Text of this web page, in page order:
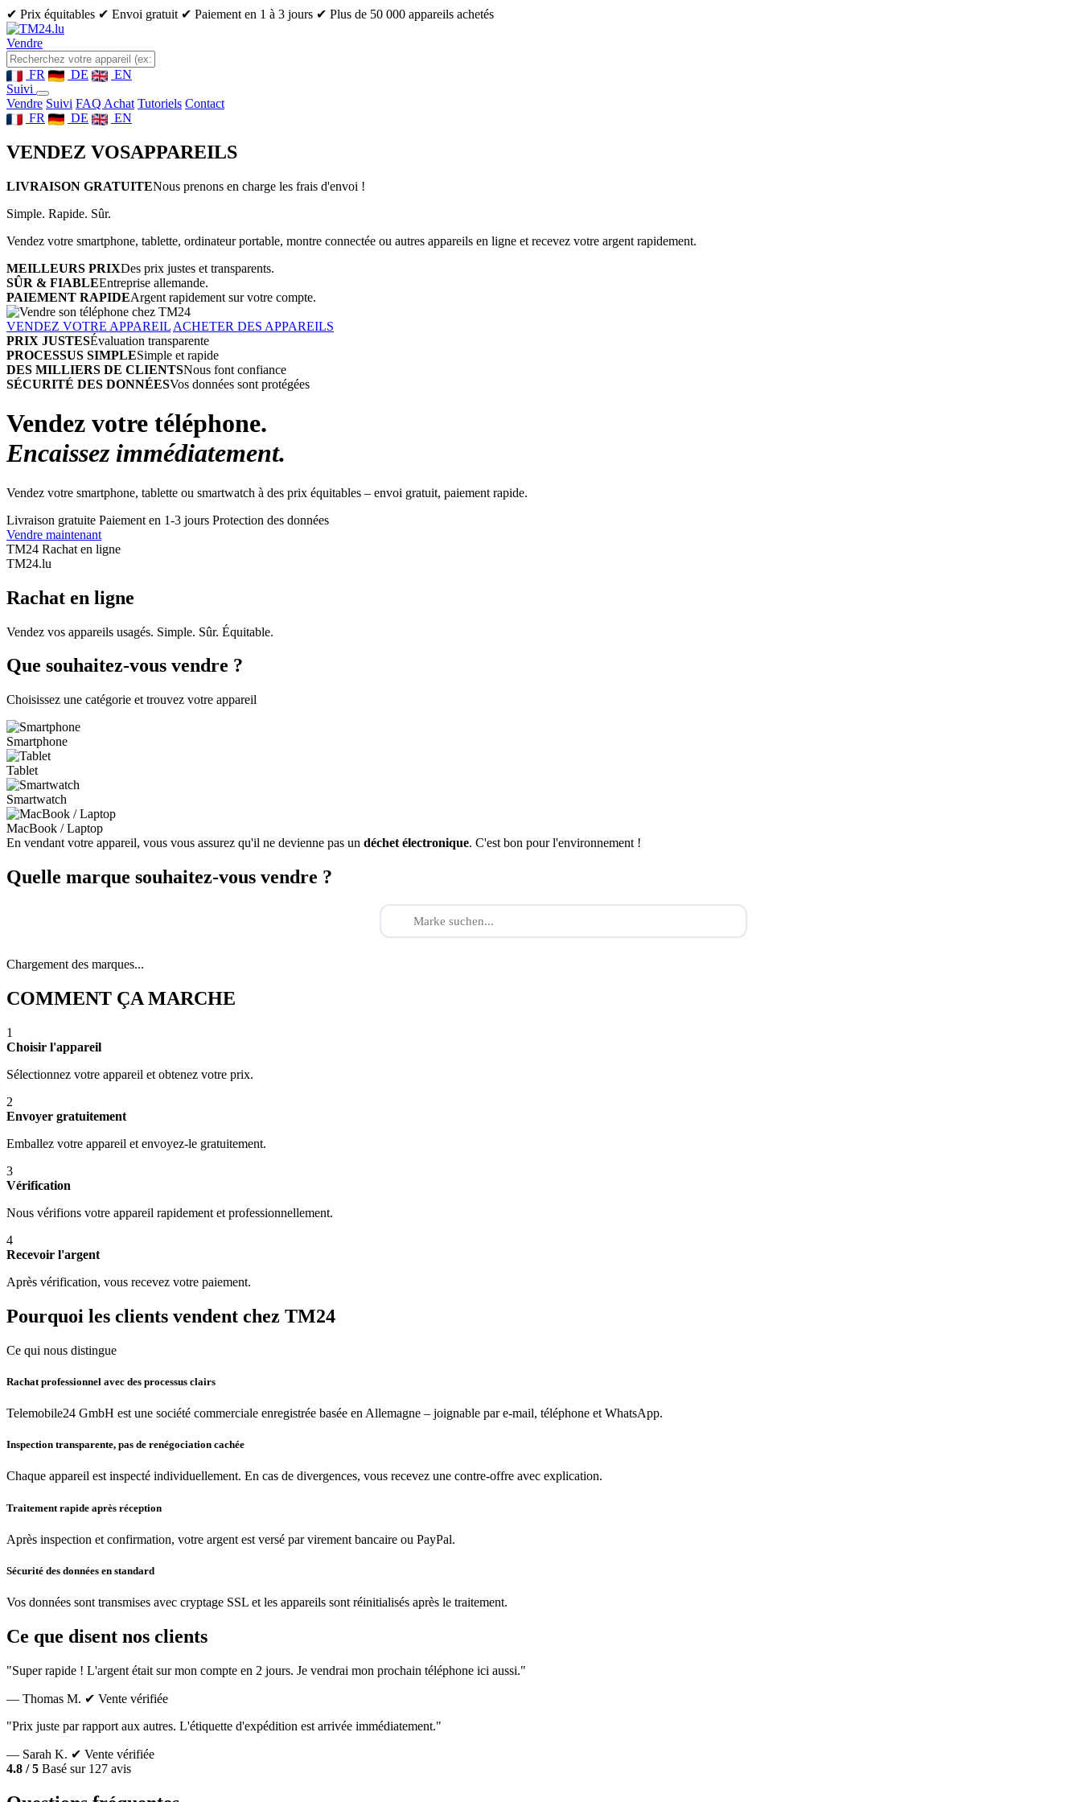
✔ Prix équitables ✔ Envoi gratuit ✔ Paiement en 1 à 3 jours ✔ Plus de 50 000 appareils achetés
Vendre
FR DE
EN
Suivi
Vendre Suivi FAQ Achat Tutoriels Contact
FR
DE EN
VENDEZ VOSAPPAREILS
LIVRAISON GRATUITENous prenons en charge les frais d'envoi !
Simple. Rapide. Sûr.
Vendez votre smartphone, tablette, ordinateur portable, montre connectée ou autres appareils en ligne et recevez votre argent rapidement.
MEILLEURS PRIXDes prix justes et transparents.
SÛR & FIABLEEntreprise allemande.
PAIEMENT RAPIDEArgent rapidement sur votre compte.
VENDEZ VOTRE APPAREIL ACHETER DES APPAREILS
PRIX JUSTESÉvaluation transparente
PROCESSUS SIMPLESimple et rapide
DES MILLIERS DE CLIENTSNous font confiance
SÉCURITÉ DES DONNÉESVos données sont protégées
Vendez votre téléphone.
Encaissez immédiatement.
Vendez votre smartphone, tablette ou smartwatch à des prix équitables – envoi gratuit, paiement rapide.
Livraison gratuite Paiement en 1-3 jours Protection des données
Vendre maintenant
TM24 Rachat en ligne
TM24.lu
Rachat en ligne
Vendez vos appareils usagés. Simple. Sûr. Équitable.
Que souhaitez-vous vendre ?
Choisissez une catégorie et trouvez votre appareil
Smartphone
Tablet
Smartwatch
MacBook / Laptop
En vendant votre appareil, vous vous assurez qu'il ne devienne pas un déchet électronique. C'est bon pour l'environnement !
Quelle marque souhaitez-vous vendre ?
Chargement des marques...
COMMENT ÇA MARCHE
1
Choisir l'appareil
Sélectionnez votre appareil et obtenez votre prix.
2
Envoyer gratuitement
Emballez votre appareil et envoyez-le gratuitement.
3
Vérification
Nous vérifions votre appareil rapidement et professionnellement.
4
Recevoir l'argent
Après vérification, vous recevez votre paiement.
Pourquoi les clients vendent chez TM24
Ce qui nous distingue
Rachat professionnel avec des processus clairs
Telemobile24 GmbH est une société commerciale enregistrée basée en Allemagne – joignable par e-mail, téléphone et WhatsApp.
Inspection transparente, pas de renégociation cachée
Chaque appareil est inspecté individuellement. En cas de divergences, vous recevez une contre-offre avec explication.
Traitement rapide après réception
Après inspection et confirmation, votre argent est versé par virement bancaire ou PayPal.
Sécurité des données en standard
Vos données sont transmises avec cryptage SSL et les appareils sont réinitialisés après le traitement.
Ce que disent nos clients
"Super rapide ! L'argent était sur mon compte en 2 jours. Je vendrai mon prochain téléphone ici aussi."
— Thomas M. ✔ Vente vérifiée
"Prix juste par rapport aux autres. L'étiquette d'expédition est arrivée immédiatement."
— Sarah K. ✔ Vente vérifiée
4.8 / 5 Basé sur 127 avis